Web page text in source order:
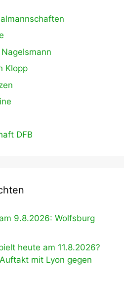
Klopp
DFB
9.8.2026: Wolfsburg
heute am 11.8.2026?
mit Lyon gegen